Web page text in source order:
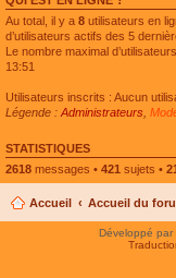
e
n
t
Au total, il y a 8 utilisateurs en
d’utilisateurs actifs des 5
Le nombre maximal
13:51
Utilisateurs inscrits : Aucun
Légende : Administrateurs
STATISTIQUES
2618 messages • 421 sujets •
Accueil Accueil du
Développé par